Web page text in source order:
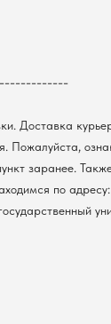
Доставка
Пожалуйста,
заранее.
по